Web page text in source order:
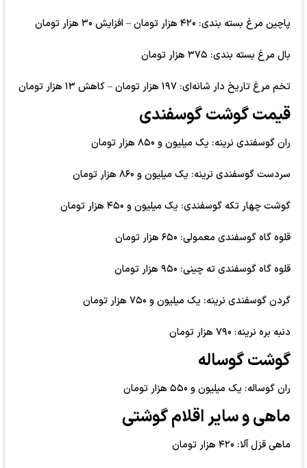
پاچین مرغ بسته بندی: ۴۲۰ هزار تومان – افزایش ۳۰ هزار تومان
بال مرغ بسته بندی: ۳۷۵ هزار تومان
تخم مرغ تاریخ دار شانه‌ای: ۱۹۷ هزار تومان – کاهش ۱۳ هزار تومان
قیمت گوشت گوسفندی
ران گوسفندی نرینه: یک میلیون و ۸۵۰ هزار تومان
سردست گوسفندی نرینه: یک میلیون و ۸۶۰ هزار تومان
گوشت چهار تکه گوسفندی: یک میلیون و ۴۵۰ هزار تومان
قلوه گاه گوسفندی معمولی: ۶۵۰ هزار تومان
قلوه گاه گوسفندی ته چینی: ۹۵۰ هزار تومان
گردن گوسفندی نرینه: یک میلیون و ۷۵۰ هزار تومان
دنبه بره نرینه: ۷۹۰ هزار تومان
گوشت گوساله
ران گوساله: یک میلیون و ۵۵۰ هزار تومان
ماهی و سایر اقلام گوشتی
ماهی قزل آلا: ۴۲۰ هزار تومان